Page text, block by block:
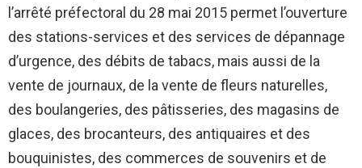
l’arrêté préfectoral du 28 mai 2015 permet l’ouverture
des stations-services et des services de dépannage
d’urgence, des débits de tabacs, mais aussi de la
vente de journaux, de la vente de fleurs naturelles,
des boulangeries, des pâtisseries, des magasins de
glaces, des brocanteurs, des antiquaires et des
bouquinistes, des commerces de souvenirs et de